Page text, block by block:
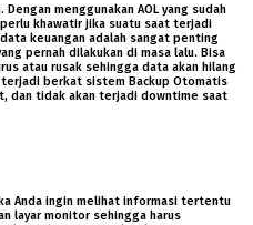
menggunakan AOL yang sudah
khawatir jika suatu saat terjadi
keuangan adalah sangat penting
pernah dilakukan di masa lalu. Bisa
atau rusak sehingga data akan hilang
berkat sistem Backup Otomatis
dan tidak akan terjadi downtime saat
Anda ingin melihat informasi tertentu
layar monitor sehingga harus